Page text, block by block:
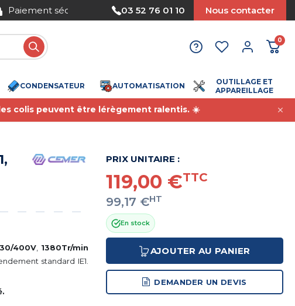
Nous acceptons le paiement par
03 52 76 01 10 Nous contacter
0
CONDENSATEUR AUTOMATISATION
OUTILLAGE ET
APPAREILLAGE
colis peuvent être lérègement ralentis. ☀️
400V, 1380Tr/min
standard IE1.
PRIX UNITAIRE :
119,00 €TTC
99,17 €HT
En stock
AJOUTER AU PANIER
DEMANDER UN DEVIS